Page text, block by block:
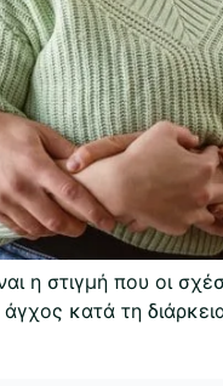
στιγμή που οι
άγχος κατά τη